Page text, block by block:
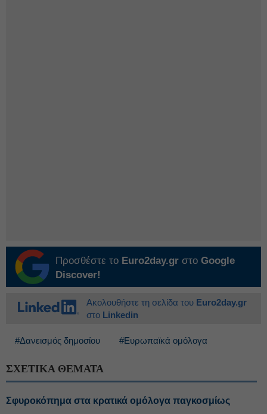
Προσθέστε το Euro2day.gr στο Google
Discover!
Ακολουθήστε τη σελίδα του Euro2day.gr
στο Linkedin
#Δανεισμός δημοσίου #Ευρωπαϊκά ομόλογα
ΣΧΕΤΙΚΑ ΘΕΜΑΤΑ
Σφυροκόπημα στα κρατικά ομόλογα παγκοσμίως